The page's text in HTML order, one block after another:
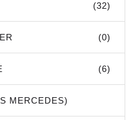
(32)
(0)
(6)
MERCEDES)